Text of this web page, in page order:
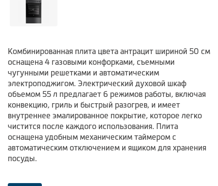
Комбинированная плита цвета антрацит шириной 50 см
оснащена 4 газовыми конфорками, съемными
чугунными решетками и автоматическим
электроподжигом. Электрический духовой шкаф
объемом 55 л предлагает 6 режимов работы, включая
конвекцию, гриль и быстрый разогрев, и имеет
внутреннее эмалированное покрытие, которое легко
чистится после каждого использования. Плита
оснащена удобным механическим таймером с
автоматическим отключением и ящиком для хранения
посуды.